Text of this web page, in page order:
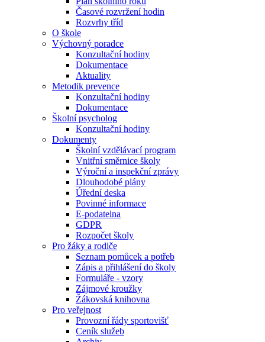
Časové rozvržení hodin
Rozvrhy tříd
O škole
Výchovný poradce
Konzultační hodiny
Dokumentace
Aktuality
Metodik prevence
Konzultační hodiny
Dokumentace
Školní psycholog
Konzultační hodiny
Dokumenty
Školní vzdělávací program
Vnitřní směrnice školy
Výroční a inspekční zprávy
Dlouhodobé plány
Úřední deska
Povinné informace
E-podatelna
GDPR
Rozpočet školy
Pro žáky a rodiče
Seznam pomůcek a potřeb
Zápis a přihlášení do školy
Formuláře - vzory
Zájmové kroužky
Žákovská knihovna
Pro veřejnost
Provozní řády sportovišť
Ceník služeb